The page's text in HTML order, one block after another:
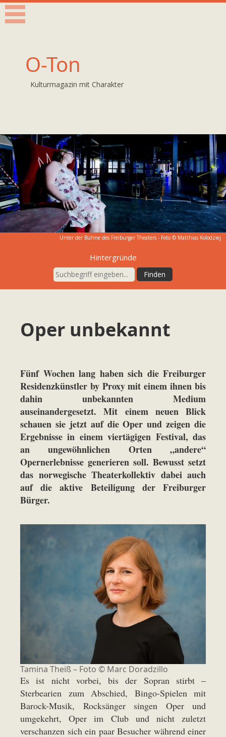
O-Ton
Kulturmagazin mit Charakter
Unter der Bühne des Freiburger Theaters - Foto © Matthias Kolodziej
Hintergründe
Oper unbekannt
Fünf Wochen lang haben sich die Freiburger
Residenzkünstler by Proxy mit einem ihnen bis
dahin unbekannten Medium
auseinandergesetzt. Mit einem neuen Blick
schauen sie jetzt auf die Oper und zeigen die
Ergebnisse in einem viertägigen Festival, das
an ungewöhnlichen Orten „andere“
Opernerlebnisse generieren soll. Bewusst setzt
das norwegische Theaterkollektiv dabei auch
auf die aktive Beteiligung der Freiburger
Bürger.
Tamina Theiß – Foto © Marc Doradzillo
Es ist nicht vorbei, bis der Sopran stirbt –
Sterbearien zum Abschied, Bingo-Spielen mit
Barock-Musik, Rocksänger singen Oper und
umgekehrt, Oper im Club und nicht zuletzt
verschanzen sich ein paar Besucher während einer